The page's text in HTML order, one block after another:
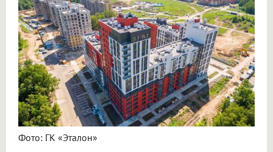
Фото: ГК «Эталон»